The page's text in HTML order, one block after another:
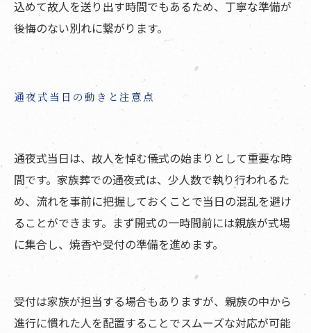
込めて故人を送り出す時間でもあるため、丁寧な準備が
後悔のない別れに繋がります。
通夜式当日の動きと注意点
通夜式当日は、故人を悼む儀式の始まりとして重要な時
間です。家族葬での通夜式は、少人数で執り行われるた
め、流れを事前に把握しておくことで当日の混乱を避け
ることができます。まず開式の一時間前には親族が式場
に集合し、焼香や受付の準備を進めます。
受付は家族が担当する場合もありますが、親族の中から
進行に慣れた人を配置することでスムーズな対応が可能